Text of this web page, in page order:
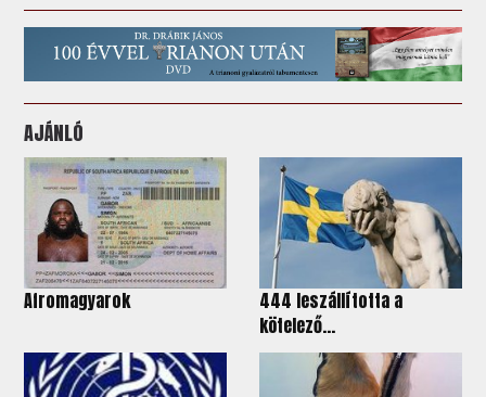
AJÁNLÓ
Afromagyarok
444 leszállította a
kötelező...